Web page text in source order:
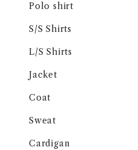
Polo shirt
S/S Shirts
L/S Shirts
Jacket
Coat
Sweat
Cardigan